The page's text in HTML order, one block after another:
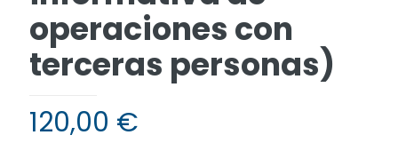
operaciones con
terceras personas)
120,00 €